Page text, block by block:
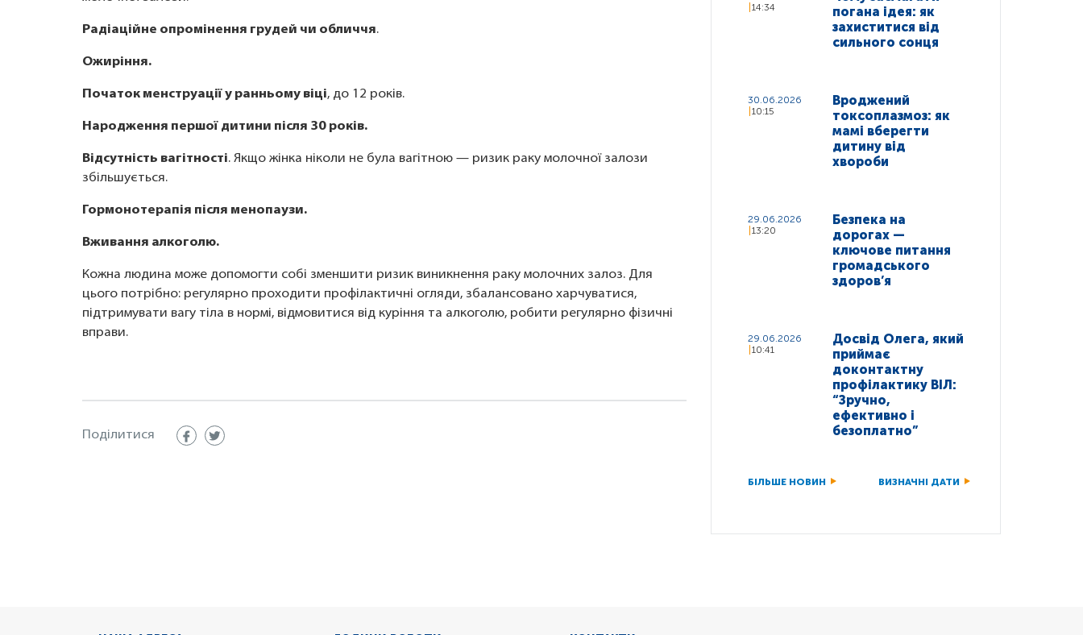
Радіаційне опромінення грудей чи обличчя.
Ожиріння.
Початок менструації у ранньому віці, до 12 років.
Народження першої дитини після 30 років.
Відсутність вагітності. Якщо жінка ніколи не була вагітною — ризик раку молочної залози
збільшується.
Гормонотерапія після менопаузи.
Вживання алкоголю.
Кожна людина може допомогти собі зменшити ризик виникнення раку молочних залоз. Для
цього потрібно: регулярно проходити профілактичні огляди, збалансовано харчуватися,
підтримувати вагу тіла в нормі, відмовитися від куріння та алкоголю, робити регулярно фізичні
вправи.
Поділитися
14:34
погана ідея: як
захиститися від
сильного сонця
30.06.2026
10:15
Вроджений
токсоплазмоз: як
мамі вберегти
дитину від
хвороби
29.06.2026
13:20
Безпека на
дорогах —
ключове питання
громадського
здоров’я
29.06.2026
10:41
Досвід Олега, який
приймає
доконтактну
профілактику ВІЛ:
“Зручно,
ефективно і
безоплатно”
БІЛЬШЕ НОВИН ВИЗНАЧНІ ДАТИ